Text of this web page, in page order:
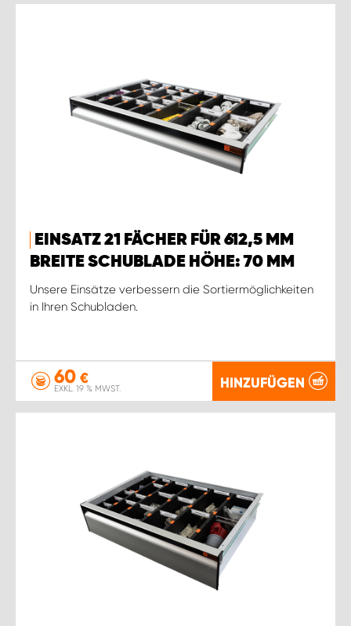
EINSATZ 21 FÄCHER FÜR 612,5 MM
BREITE SCHUBLADE HÖHE: 70 MM
Unsere Einsätze verbessern die Sortiermöglichkeiten
in Ihren Schubladen.
60 €
EXKL. 19 % MWST. HINZUFÜGEN